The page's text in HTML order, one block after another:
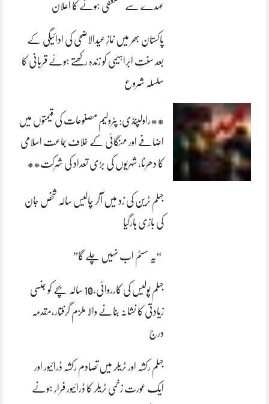
عہدے سے مستعفی ہونے کا اعلان
پاکستان بھر میں نمازِ عیدالاضحی کی ادائیگی کے
بعد سنتِ ابراہیمی کو زندہ رکھتے ہوئے قربانی کا
سلسلہ شروع
**راولپنڈی: پٹرولیم مصنوعات کی قیمتوں میں
اضافے اور مہنگائی کے خلاف جماعت اسلامی
کا دھرنا، شہریوں کی بڑی تعداد کی شرکت**
جہلم ٹرین کی زد میں آکر چالیس سالہ شخص جان
کی بازی ہارگیا
“یہ سسٹم اب نہیں چلے گا”
جہلم پولیس کی کارروائی،10 سالہ بچے کو جنسی
زیادتی کا نشانہ بنانے والا ملزم گرفتار،مقدمہ
درج
جہلم رکشہ اور ٹریلر میں تصادم رکشہ ڈرائیور اور
ایک عورت زخمی ٹریلر کا ڈرائیور فرار ہونے